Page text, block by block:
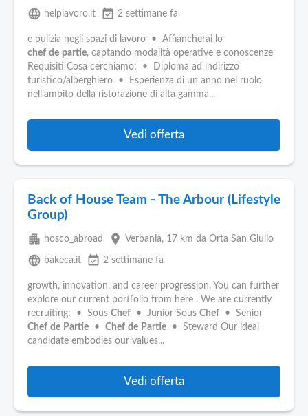
language helplavoro.it event_available 2 settimane fa
e pulizia negli spazi di lavoro • Affiancherai lo
chef de partie, captando modalità operative e conoscenze
Requisiti Cosa cerchiamo: • Diploma ad indirizzo
turistico/alberghiero • Esperienza di un anno nel ruolo
nell’ambito della ristorazione di alta gamma...
Vedi offerta
Back of House Team - The Arbour (Lifestyle
Group)
apartment hosco_abroad place Verbania, 17 km da Orta San Giulio
language bakeca.it event_available 2 settimane fa
growth, innovation, and career progression. You can further
explore our current portfolio from here . We are currently
recruiting: • Sous Chef • Junior Sous Chef • Senior
Chef de Partie • Chef de Partie • Steward Our ideal
candidate embodies our values...
Vedi offerta